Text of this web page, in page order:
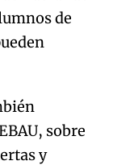
de
sobre
y